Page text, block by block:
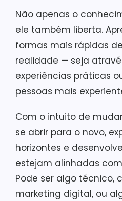
Não apenas o
ele também liberta.
formas mais rápidas
realidade — seja
experiências práticas
pessoas mais
Com o intuito de
se abrir para o novo,
horizontes e
estejam alinhadas
Pode ser algo técnico,
marketing digital, ou